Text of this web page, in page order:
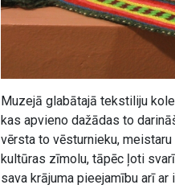
Muzejā glabātajā tekstiliju
kas apvieno dažādas to
vērsta to vēsturnieku,
kultūras zīmolu, tāpēc ļoti
sava krājuma pieejamību arī